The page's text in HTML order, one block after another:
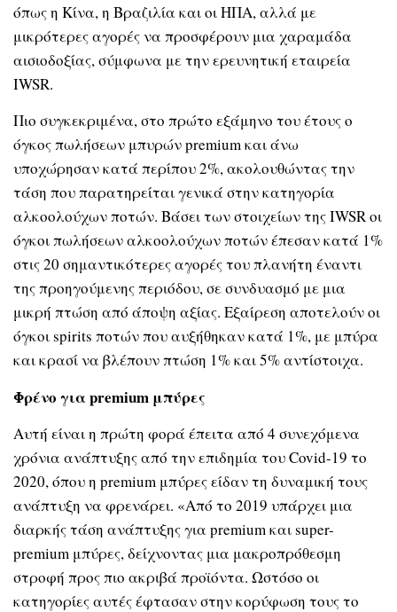
όπως η Κίνα, η Βραζιλία και οι ΗΠΑ, αλλά με
μικρότερες αγορές να προσφέρουν μια χαραμάδα
αισιοδοξίας, σύμφωνα με την ερευνητική εταιρεία
IWSR.
Πιο συγκεκριμένα, στο πρώτο εξάμηνο του έτους ο
όγκος πωλήσεων μπυρών premium και άνω
υποχώρησαν κατά περίπου 2%, ακολουθώντας την
τάση που παρατηρείται γενικά στην κατηγορία
αλκοολούχων ποτών. Βάσει των στοιχείων της IWSR οι
όγκοι πωλήσεων αλκοολούχων ποτών έπεσαν κατά 1%
στις 20 σημαντικότερες αγορές του πλανήτη έναντι
της προηγούμενης περιόδου, σε συνδυασμό με μια
μικρή πτώση από άποψη αξίας. Εξαίρεση αποτελούν οι
όγκοι spirits ποτών που αυξήθηκαν κατά 1%, με μπύρα
και κρασί να βλέπουν πτώση 1% και 5% αντίστοιχα.
Φρένο γιαpremium μπύρες
Αυτή είναι η πρώτη φορά έπειτα από 4 συνεχόμενα
χρόνια ανάπτυξης από την επιδημία του Covid-19 το
2020, όπου η premium μπύρες είδαν τη δυναμική τους
ανάπτυξη να φρενάρει. «Από το 2019 υπάρχει μια
διαρκής τάση ανάπτυξης για premium και super-
premium μπύρες, δείχνοντας μια μακροπρόθεσμη
στροφή προς πιο ακριβά προϊόντα. Ωστόσο οι
κατηγορίες αυτές έφτασαν στην κορύφωση τους το